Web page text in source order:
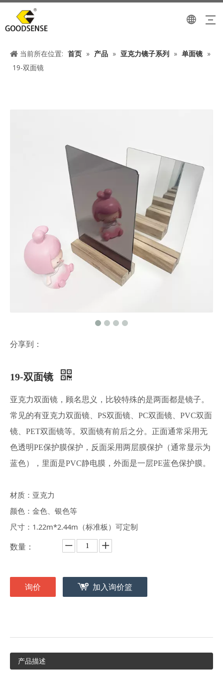
当前所在位置: 首页 » 产品 » 亚克力镜子系列 » 单面镜 »
19-双面镜
分享到：
19-双面镜
亚克力双面镜，顾名思义，比较特殊的是两面都是镜子。
常见的有亚克力双面镜、PS双面镜、PC双面镜、PVC双面
镜、PET双面镜等。双面镜有前后之分。正面通常采用无
色透明PE保护膜保护，反面采用两层膜保护（通常显示为
蓝色），里面是PVC静电膜，外面是一层PE蓝色保护膜。
材质：亚克力
颜色：金色、银色等
尺寸：1.22m*2.44m（标准板）可定制
数量：
询价 加入询价篮
产品描述